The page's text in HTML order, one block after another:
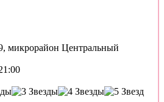
микрорайон Центральный